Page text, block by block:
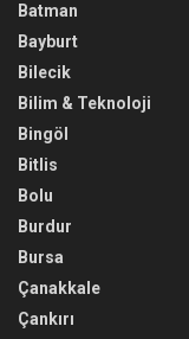
Batman
Bayburt
Bilecik
Bilim & Teknoloji
Bingöl
Bitlis
Bolu
Burdur
Bursa
Çanakkale
Çankırı